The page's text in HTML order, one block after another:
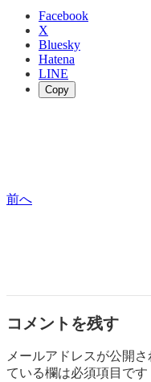
Facebook
X
Bluesky
Hatena
LINE
Copy
前へ
コメントを残す
メールアドレスが公開
ている欄は必須項目です